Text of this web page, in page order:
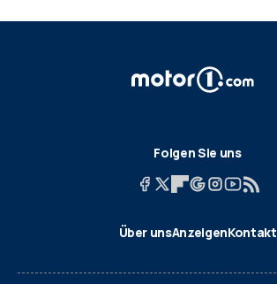
Folgen Sie uns
Über unsAnzeigenKontakt